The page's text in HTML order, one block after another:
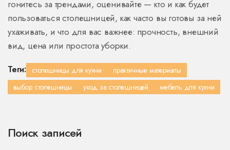
гонитесь за трендами, оценивайте — кто и как будет
пользоваться столешницей, как часто вы готовы за ней
ухаживать, и что для вас важнее: прочность, внешний
вид, цена или простота уборки.
Теги: столешницы для кухни
практичные материалы
выбор столешницы
уход за столешницей мебель для кухни
Поиск записей